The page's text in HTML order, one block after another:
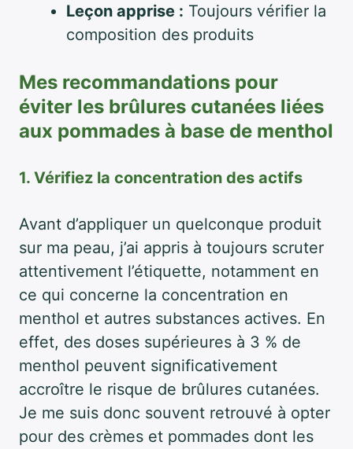
Leçon apprise : Toujours vérifier la
composition des produits
Mes recommandations pour
éviter les brûlures cutanées liées
aux pommades à base de menthol
1. Vérifiez la concentration des actifs
Avant d’appliquer un quelconque produit
sur ma peau, j’ai appris à toujours scruter
attentivement l’étiquette, notamment en
ce qui concerne la concentration en
menthol et autres substances actives. En
effet, des doses supérieures à 3 % de
menthol peuvent significativement
accroître le risque de brûlures cutanées.
Je me suis donc souvent retrouvé à opter
pour des crèmes et pommades dont les